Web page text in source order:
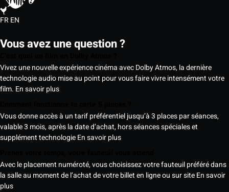
FREN
Vous avez une question ?
Vivez une nouvelle expérience cinéma avec Dolby Atmos, la dernière
technologie audio mise au point pour vous faire vivre intensément votre
film. En savoir plus
Vous donne accès à un tarif préférentiel jusqu’à 3 places par séances,
valable 3 mois, après la date d’achat, hors séances spéciales et
supplément technologieEn savoir plus
Avec le placement numéroté, vous choisissez votre fauteuil préféré dans
la salle au moment de l’achat de votre billet en ligne ou sur siteEn savoir
plus